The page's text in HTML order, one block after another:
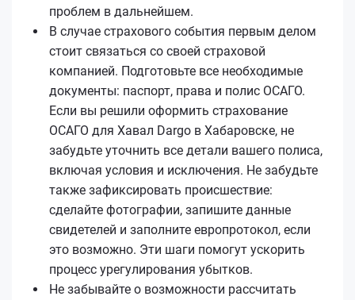
проблем в дальнейшем.
В случае страхового события первым делом
стоит связаться со своей страховой
компанией. Подготовьте все необходимые
документы: паспорт, права и полис ОСАГО.
Если вы решили оформить страхование
ОСАГО для Хавал Dargo в Хабаровске, не
забудьте уточнить все детали вашего полиса,
включая условия и исключения. Не забудьте
также зафиксировать происшествие:
сделайте фотографии, запишите данные
свидетелей и заполните европротокол, если
это возможно. Эти шаги помогут ускорить
процесс урегулирования убытков.
Не забывайте о возможности рассчитать